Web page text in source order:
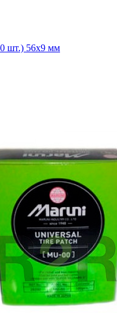
шт.) 56х9 мм